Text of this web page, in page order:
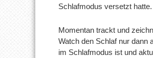
Schlafmodus versetzt hatte.
Momentan trackt und
Watch den Schlaf nur dann
im Schlafmodus ist und